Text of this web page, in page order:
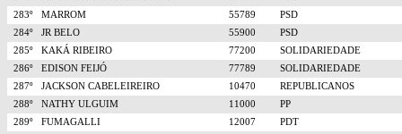
283º
MARROM 55789
PSD
284º
JR BELO 55900
PSD
285º
KAKÁ RIBEIRO 77200
SOLIDARIEDADE
286º
EDISON FEIJÓ 77789
SOLIDARIEDADE
287º
JACKSON CABELEIREIRO 10470
REPUBLICANOS
288º
NATHY ULGUIM 11000
PP
289º
FUMAGALLI 12007
PDT